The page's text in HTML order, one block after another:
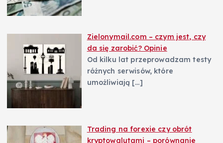
Zielonymail.com – czym jest, czy
da się zarobić? Opinie
Od kilku lat przeprowadzam testy
różnych serwisów, które
umożliwiają […]
Trading na forexie czy obrót
kryptowalutami – porównanie